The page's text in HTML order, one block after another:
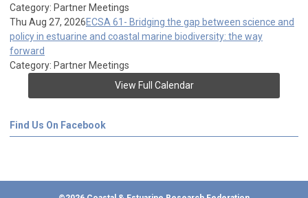
Category: Partner Meetings
Thu Aug 27, 2026ECSA 61- Bridging the gap between science and
policy in estuarine and coastal marine biodiversity: the way
forward
Category: Partner Meetings
View Full Calendar
Find Us On Facebook